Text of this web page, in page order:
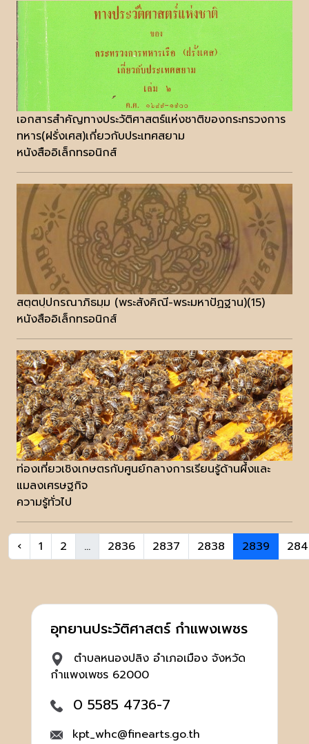
เอกสารสำคัญทางประวัติศาสตร์แห่งชาติของกระทรวงการ
ทหาร(ฝรั่งเศส)เกี่ยวกับประเทศสยาม
หนังสืออิเล็กทรอนิกส์
สตฺตปฺปกรณาภิธมฺม (พระสังคิณี-พระมหาปัฏฐาน)(15)
หนังสืออิเล็กทรอนิกส์
ท่องเที่ยวเชิงเกษตรกับศูนย์กลางการเรียนรู้ด้านผึ้งและ
แมลงเศรษฐกิจ
ความรู้ทั่วไป
‹ 1 2 ... 2836 2837 2838 2839
อุทยานประวัติศาสตร์ กำแพงเพชร
ตำบลหนองปลิง อำเภอเมือง จังหวัด
กำแพงเพชร 62000
0 5585 4736-7
kpt_whc@finearts.go.th